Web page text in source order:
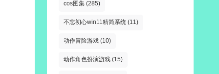
cos图集 (285)
不忘初心win11精简系统 (11)
动作冒险游戏 (10)
动作角色扮演游戏 (15)